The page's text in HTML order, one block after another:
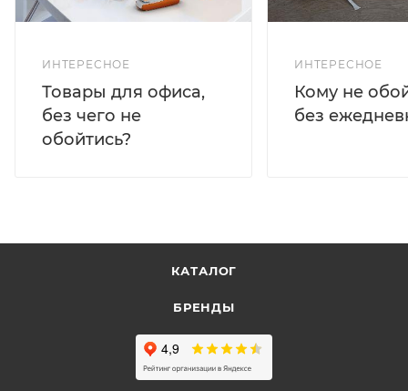
ИНТЕРЕСНОЕ
Товары для офиса,
без чего не
обойтись?
ИНТЕРЕСНОЕ
Кому не
без
КАТАЛОГ
БРЕНДЫ